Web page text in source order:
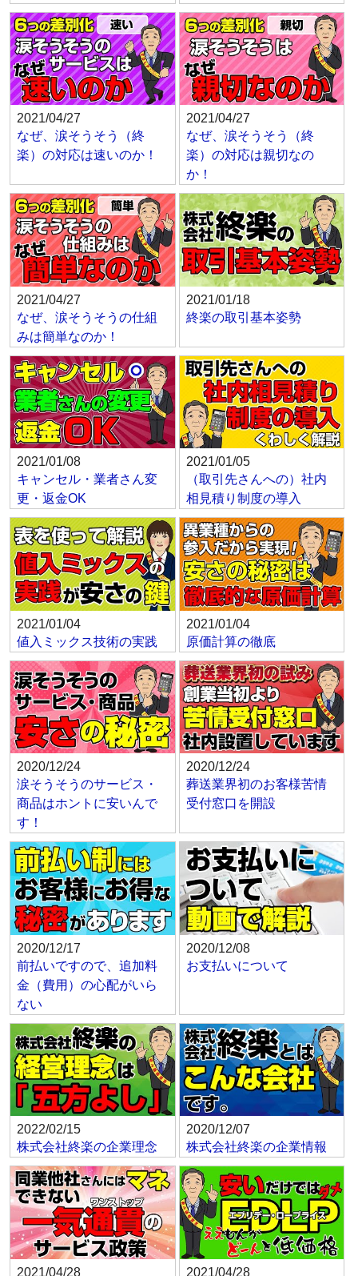
2021/04/27
なぜ、涙そうそう（終
楽）の対応は速いのか！
2021/04/27
なぜ、涙そうそう（終
楽）の対応は親切なの
か！
2021/04/27
なぜ、涙そうそうの仕組
みは簡単なのか！
2021/01/18
終楽の取引基本姿勢
2021/01/08
キャンセル・業者さん変
更・返金OK
2021/01/05
（取引先さんへの）社内
相見積り制度の導入
2021/01/04
値入ミックス技術の実践
2021/01/04
原価計算の徹底
2020/12/24
涙そうそうのサービス・
商品はホントに安いんで
す！
2020/12/24
葬送業界初のお客様苦情
受付窓口を開設
2020/12/17
前払いですので、追加料
金（費用）の心配がいら
ない
2020/12/08
お支払いについて
2022/02/15
株式会社終楽の企業理念
2020/12/07
株式会社終楽の企業情報
2021/04/28 2021/04/28